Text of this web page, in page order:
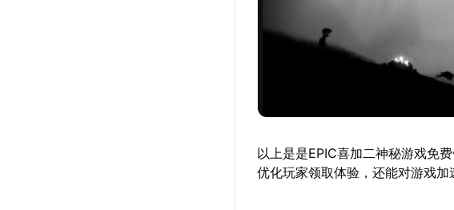
以上是是EPIC喜加二神秘游戏免
优化玩家领取体验，还能对游戏加